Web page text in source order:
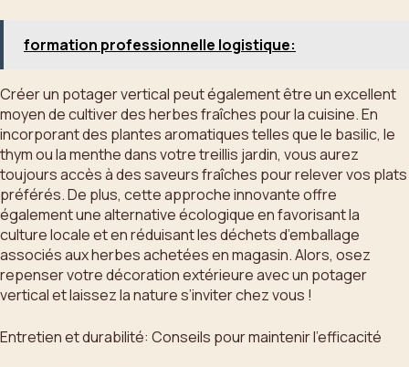
formation professionnelle logistique:
Créer un potager vertical peut également être un excellent
moyen de cultiver des herbes fraîches pour la cuisine. En
incorporant des plantes aromatiques telles que le basilic, le
thym ou la menthe dans votre treillis jardin, vous aurez
toujours accès à des saveurs fraîches pour relever vos plats
préférés. De plus, cette approche innovante offre
également une alternative écologique en favorisant la
culture locale et en réduisant les déchets d’emballage
associés aux herbes achetées en magasin. Alors, osez
repenser votre décoration extérieure avec un potager
vertical et laissez la nature s’inviter chez vous !
Entretien et durabilité: Conseils pour maintenir l’efficacité